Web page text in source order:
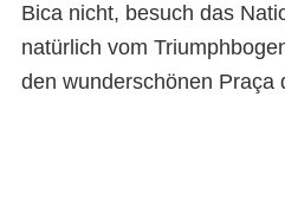
Bica nicht, besuch das
natürlich vom
den wunderschönen Praça